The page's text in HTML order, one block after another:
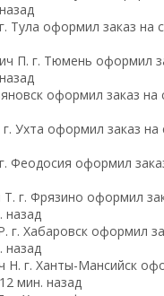
Тула оформил заказ на
П. г. Тюмень оформил
оформил заказ на
Ухта оформил заказ на
Феодосия оформил
г. Фрязино оформил
назад
г. Хабаровск оформил
назад
Н. г. Ханты-Мансийск
мин. назад